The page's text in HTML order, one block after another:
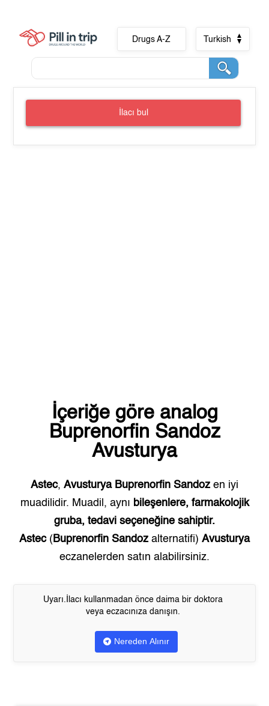
Drugs A-Z Turkish
İlacı bul
İçeriğe göre analog
Buprenorfin Sandoz
Avusturya
Astec, Avusturya Buprenorfin Sandoz en iyi
muadilidir. Muadil, aynı bileşenlere, farmakolojik
gruba, tedavi seçeneğine sahiptir.
Astec( Buprenorfin Sandoz alternatifi) Avusturya
eczanelerden satın alabilirsiniz.
Uyarı.İlacı kullanmadan önce daima bir doktora
veya eczacınıza danışın.
Nereden Alınır